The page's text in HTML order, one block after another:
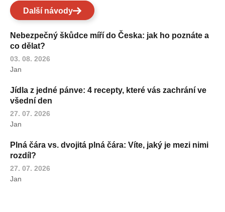
Další návody
Nebezpečný škůdce míří do Česka: jak ho poznáte a
co dělat?
03. 08. 2026
Jan
Jídla z jedné pánve: 4 recepty, které vás zachrání ve
všední den
27. 07. 2026
Jan
Plná čára vs. dvojitá plná čára: Víte, jaký je mezi nimi
rozdíl?
27. 07. 2026
Jan